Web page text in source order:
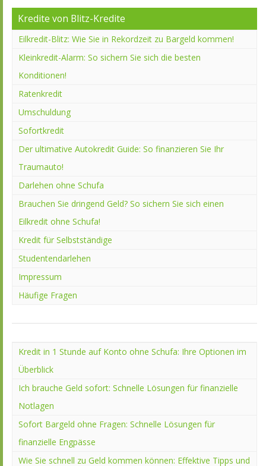
Kredite von Blitz-Kredite
Eilkredit-Blitz: Wie Sie in Rekordzeit zu Bargeld kommen!
Kleinkredit-Alarm: So sichern Sie sich die besten
Konditionen!
Ratenkredit
Umschuldung
Sofortkredit
Der ultimative Autokredit Guide: So finanzieren Sie Ihr
Traumauto!
Darlehen ohne Schufa
Brauchen Sie dringend Geld? So sichern Sie sich einen
Eilkredit ohne Schufa!
Kredit für Selbstständige
Studentendarlehen
Impressum
Häufige Fragen
Kredit in 1 Stunde auf Konto ohne Schufa: Ihre Optionen im
Überblick
Ich brauche Geld sofort: Schnelle Lösungen für finanzielle
Notlagen
Sofort Bargeld ohne Fragen: Schnelle Lösungen für
finanzielle Engpässe
Wie Sie schnell zu Geld kommen können: Effektive Tipps und